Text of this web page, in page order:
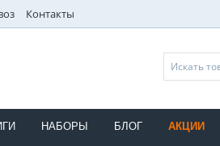
Контакты
НАБОРЫ БЛОГ АКЦИИ